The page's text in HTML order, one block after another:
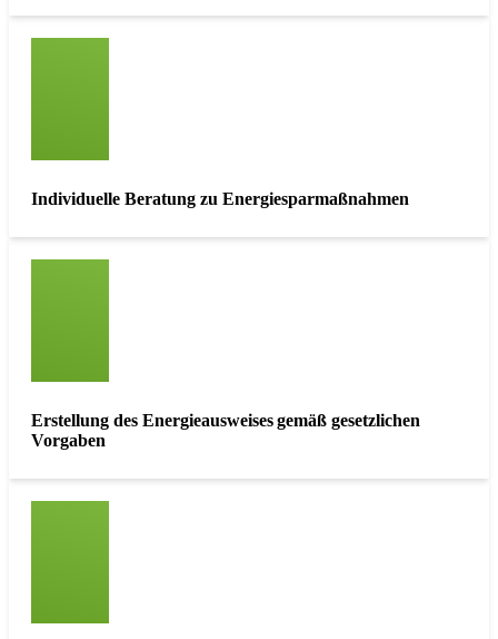
Individuelle Beratung zu Energiesparmaßnahmen
Erstellung des Energieausweises gemäß gesetzlichen
Vorgaben